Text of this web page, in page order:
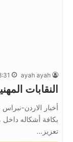
ayah ayah 8:31 م 06/
النقابات
أخبار الاردن-
بكافة أشكاله
تعزيز…